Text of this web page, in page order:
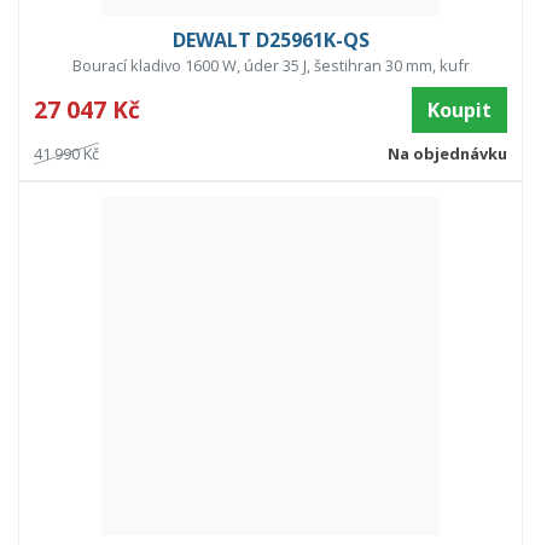
DEWALT D25961K-QS
Bourací kladivo 1600 W, úder 35 J, šestihran 30 mm, kufr
27 047 Kč Koupit
41 990 Kč Na objednávku